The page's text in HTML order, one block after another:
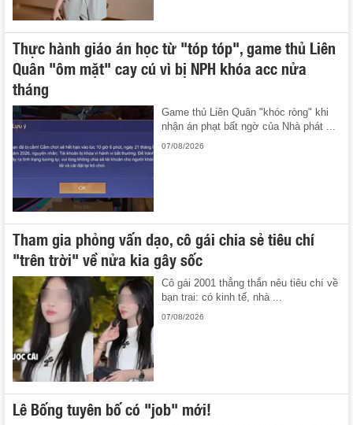
Thực hành giáo án học từ "tóp tóp", game thủ Liên
Quân "ôm mặt" cay cú vì bị NPH khóa acc nửa
tháng
Game thủ Liên Quân "khóc ròng" khi
nhận án phạt bất ngờ của Nhà phát ...
07/08/2026
Tham gia phỏng vấn dạo, cô gái chia sẻ tiêu chí
"trên trời" về nửa kia gây sốc
Cô gái 2001 thẳng thắn nêu tiêu chí về
bạn trai: có kinh tế, nhà ...
07/08/2026
Lê Bống tuyên bố có "job" mới!